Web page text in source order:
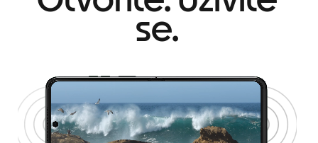
se.
m